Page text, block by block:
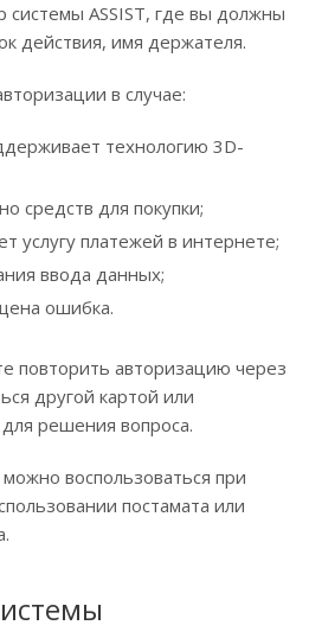
системы ASSIST, где вы должны
действия, имя держателя.
в случае:
технологию 3D-
средств для покупки;
услугу платежей в интернете;
ввода данных;
ошибка.
повторить авторизацию через
другой картой или
решения вопроса.
воспользоваться при
постамата или